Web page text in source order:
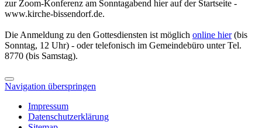
zur Zoom-Konferenz am Sonntagabend hier auf der Startseite -
www.kirche-bissendorf.de.
Die Anmeldung zu den Gottesdiensten ist möglich online hier(bis
Sonntag, 12 Uhr) - oder telefonisch im Gemeindebüro unter Tel.
8770 (bis Samstag).
Navigation überspringen
Impressum
Datenschutzerklärung